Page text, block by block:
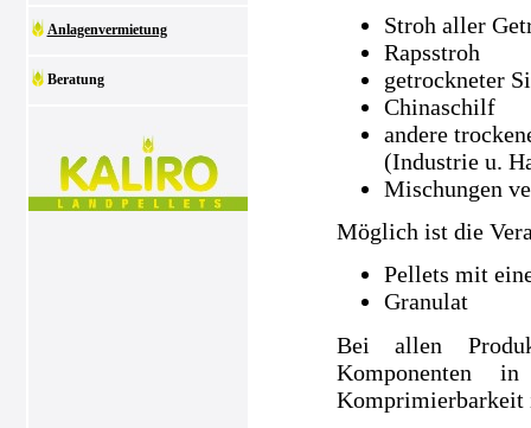
Anlagenvermietung
Beratung
Stroh aller
Rapsstroh
getrockneter
Chinaschilf
andere
(Industrie u.
Mischungen
Möglich ist die
Pellets mit
Granulat
Bei allen
Komponenten